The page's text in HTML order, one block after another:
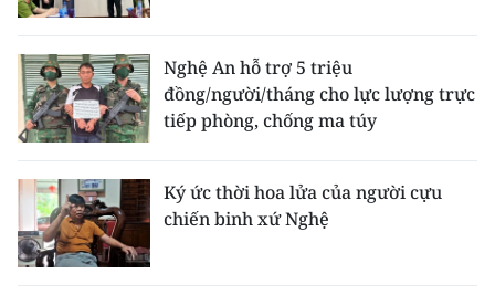
Nghệ An hỗ trợ 5 triệu
đồng/người/tháng cho lực lượng trực
tiếp phòng, chống ma túy
Ký ức thời hoa lửa của người cựu
chiến binh xứ Nghệ